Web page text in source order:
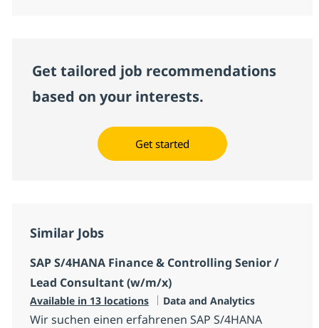
Get tailored job recommendations
based on your interests.
Get started
Similar Jobs
SAP S/4HANA Finance & Controlling Senior /
Lead Consultant (w/m/x)
Available in 13 locations Category
Data and Analytics
Wir suchen einen erfahrenen SAP S/4HANA